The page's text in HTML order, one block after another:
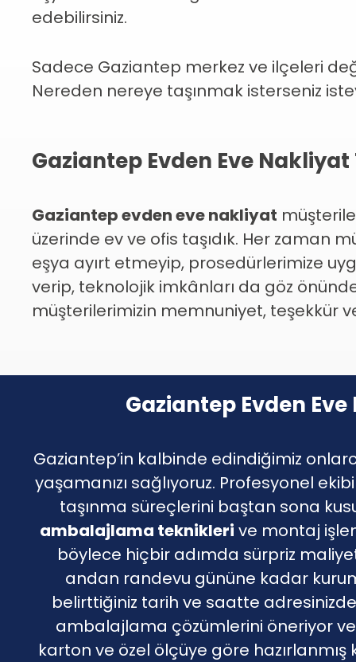
edebilirsiniz.
Sadece Gaziantep merkez ve ilçeleri
Nereden nereye taşınmak isterseniz
Gaziantep Evden Eve
Gaziantep evden eve nakliyat
üzerinde ev ve ofis taşıdık. Her zaman
eşya ayırt etmeyip, prosedürlerimize
verip, teknolojik imkânları da göz
müşterilerimizin memnuniyet, teşekkür
Gaziantep Evden
Gaziantep’in kalbinde edindiğimiz
yaşamanızı sağlıyoruz. Profesyonel
taşınma süreçlerini baştan sona
ambalajlama teknikleri ve montaj
böylece hiçbir adımda sürpriz
andan randevu gününe kadar
belirttiğiniz tarih ve saatte
ambalajlama çözümlerini öneriyor
karton ve özel ölçüye göre hazırlanmış